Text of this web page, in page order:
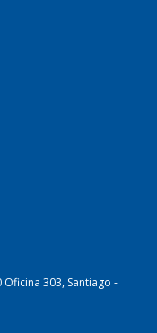
303, Santiago -